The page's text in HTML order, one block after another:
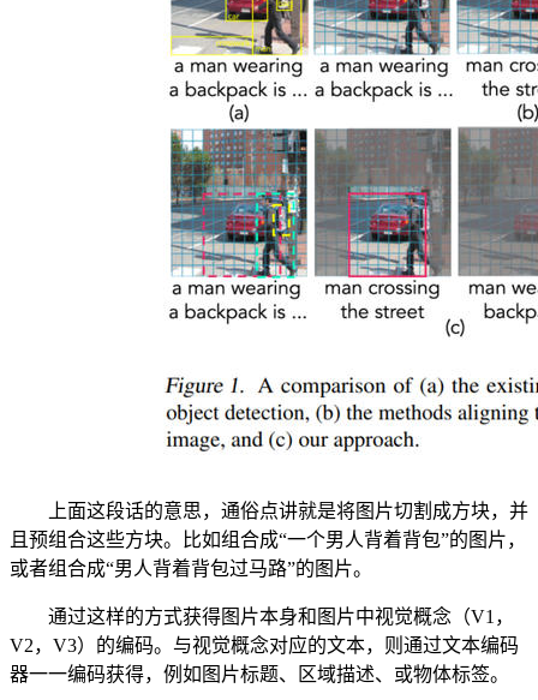
上面这段话的意思，通俗点讲就是将图片切割成方块，并
且预组合这些方块。比如组合成“一个男人背着背包”的图片，
或者组合成“男人背着背包过马路”的图片。
通过这样的方式获得图片本身和图片中视觉概念（V1，
V2，V3）的编码。与视觉概念对应的文本，则通过文本编码
器一一编码获得，例如图片标题、区域描述、或物体标签。